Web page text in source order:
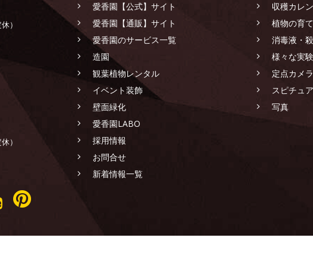
）
）
愛香園【公式】サイト
愛香園【通販】サイト
愛香園のサービス一覧
造園
観葉植物レンタル
イベント装飾
壁面緑化
愛香園LABO
採用情報
お問合せ
新着情報一覧
収穫カレ
植物の育
消毒液・
様々な実験
定点カメラ
スピチュ
写真